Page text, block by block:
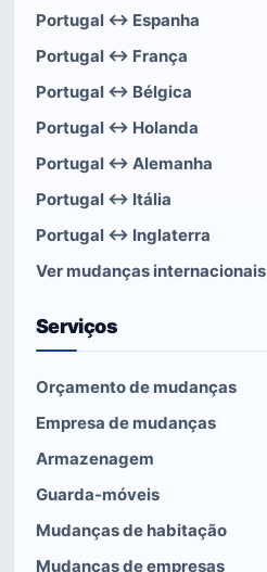
Portugal ↔ Espanha
Portugal ↔ França
Portugal ↔ Bélgica
Portugal ↔ Holanda
Portugal ↔ Alemanha
Portugal ↔ Itália
Portugal ↔ Inglaterra
Ver mudanças internacionais
Serviços
Orçamento de mudanças
Empresa de mudanças
Armazenagem
Guarda-móveis
Mudanças de habitação
Mudanças de empresas